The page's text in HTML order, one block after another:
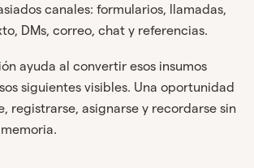
canales: formularios, llamadas,
DMs, correo, chat y referencias.
ayuda al convertir esos insumos
siguientes visibles. Una oportunidad
registrarse, asignarse y recordarse sin